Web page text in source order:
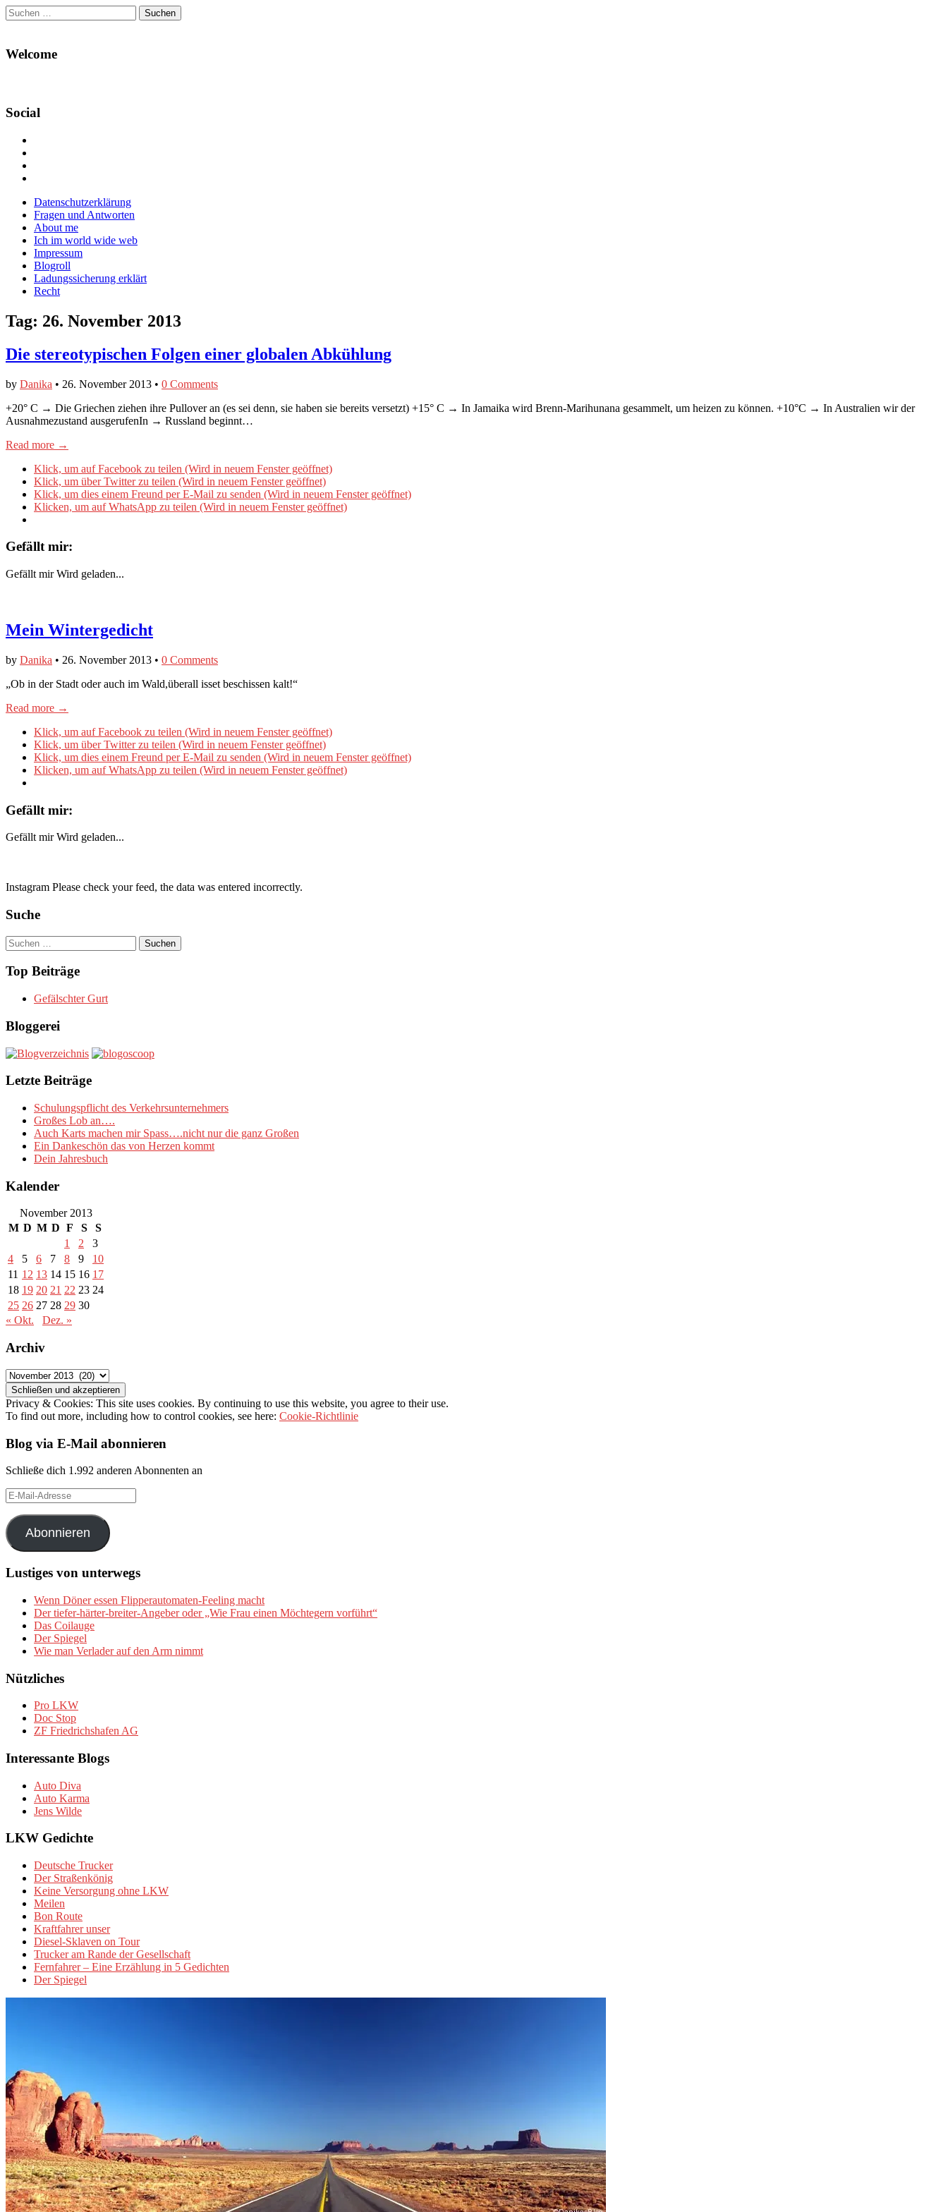
Suchen
nach:
Welcome
Social
Facebook
anzeigen
Twitter
anzeigen
auf
Instagram
anzeigen
Main
menu
Skip
content
Datenschutzerklärung
Fragen und Antworten
About me
Ich im world wide web
Impressum
Blogroll
Ladungssicherung erklärt
Recht
Tag: 26. November 2013
Die stereotypischen Folgen einer globalen Abkühlung
by Danika • 26. November 2013 • 0 Comments
+20° C → Die Griechen ziehen ihre Pullover an (es sei denn, sie haben sie bereits versetzt) +15° C → In Jamaika wird Brenn-Marihunana gesammelt, um heizen zu können. +10°C → In Australien wir der
Ausnahmezustand ausgerufenIn → Russland beginnt…
Read more →
Klick, um auf Facebook zu teilen (Wird in neuem Fenster geöffnet)
Klick, um über Twitter zu teilen (Wird in neuem Fenster geöffnet)
Klick, um dies einem Freund per E-Mail zu senden (Wird in neuem Fenster geöffnet)
Klicken, um auf WhatsApp zu teilen (Wird in neuem Fenster geöffnet)
Gefällt mir:
Gefällt mir Wird geladen...
Mein Wintergedicht
by Danika • 26. November 2013 • 0 Comments
„Ob in der Stadt oder auch im Wald,überall isset beschissen kalt!“
Read more →
Klick, um auf Facebook zu teilen (Wird in neuem Fenster geöffnet)
Klick, um über Twitter zu teilen (Wird in neuem Fenster geöffnet)
Klick, um dies einem Freund per E-Mail zu senden (Wird in neuem Fenster geöffnet)
Klicken, um auf WhatsApp zu teilen (Wird in neuem Fenster geöffnet)
Gefällt mir:
Gefällt mir Wird geladen...
Instagram Please check your feed, the data was entered incorrectly.
Suche
Suchen
nach:
Top Beiträge
Gefälschter Gurt
Bloggerei
Letzte Beiträge
Schulungspflicht des Verkehrsunternehmers
Großes Lob an….
Auch Karts machen mir Spass….nicht nur die ganz Großen
Ein Dankeschön das von Herzen kommt
Dein Jahresbuch
Kalender
November 2013
M D M D F S
S
1
2
3
4
5 6 7 8 9
10
11 12 13 14 15 16 17
18 19 20 21 22 23 24
25 26 27 28 29 30
« Okt.
Dez. »
Archiv
Archiv
Privacy & Cookies: This site uses cookies. By continuing to use this website, you agree to their use.
To find out more, including how to control cookies, see here: Cookie-Richtlinie
Blog via E-Mail abonnieren
Schließe dich 1.992 anderen Abonnenten an
E-
Mail-
Adresse
Abonnieren
Lustiges von unterwegs
Wenn Döner essen Flipperautomaten-Feeling macht
Der tiefer-härter-breiter-Angeber oder „Wie Frau einen Möchtegern vorführt“
Das Coilauge
Der Spiegel
Wie man Verlader auf den Arm nimmt
Nützliches
Pro LKW
Doc Stop
ZF Friedrichshafen AG
Interessante Blogs
Auto Diva
Auto Karma
Jens Wilde
LKW Gedichte
Deutsche Trucker
Der Straßenkönig
Keine Versorgung ohne LKW
Meilen
Bon Route
Kraftfahrer unser
Diesel-Sklaven on Tour
Trucker am Rande der Gesellschaft
Fernfahrer – Eine Erzählung in 5 Gedichten
Der Spiegel